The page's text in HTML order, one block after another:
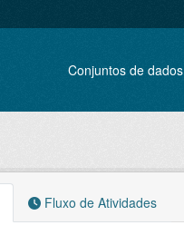
Conjuntos de dados
Fluxo de Atividades